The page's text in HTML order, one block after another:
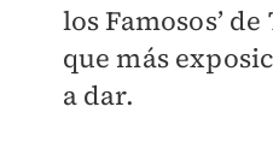
los Famosos’
que más
a dar.